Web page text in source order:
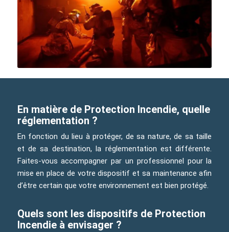
En matière de Protection Incendie, quelle
réglementation ?
En fonction du lieu à protéger, de sa nature, de sa taille
et de sa destination, la réglementation est différente.
Faites-vous accompagner par un professionnel pour la
mise en place de votre dispositif et sa maintenance afin
d’être certain que votre environnement est bien protégé.
Quels sont les dispositifs de Protection
Incendie à envisager ?